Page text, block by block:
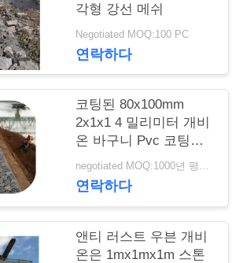
각형 강선 메쉬
Negotiated MOQ:100 PC
연락하다
코팅된 80x100mm
2x1x1 4 밀리미터 개비
온 바구니 Pvc 코팅된
갈판 260 Gsm 아연
negotiated MOQ:1000년 평방미터
연락하다
앤티 러스트 우븐 개비
온은 1mx1mx1m 스톤